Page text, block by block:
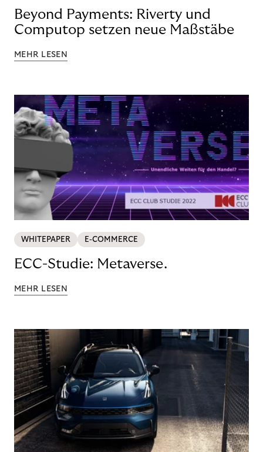
Beyond Payments: Riverty und
Computop setzen neue Maßstäbe
MEHR LESEN
WHITEPAPER E-COMMERCE
ECC-Studie: Metaverse.
MEHR LESEN